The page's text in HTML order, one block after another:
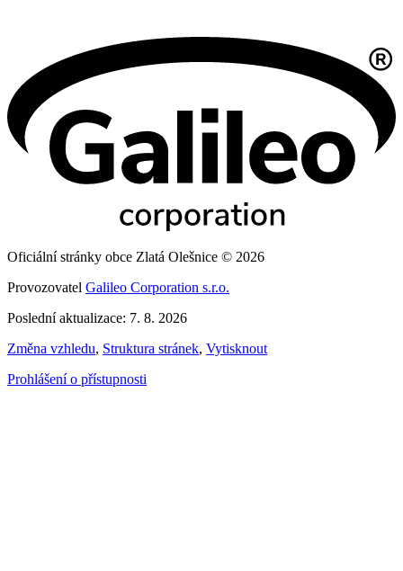
Oficiální stránky obce Zlatá Olešnice © 2026
Provozovatel Galileo Corporation s.r.o.
Poslední aktualizace: 7. 8. 2026
Změna vzhledu, Struktura stránek, Vytisknout
Prohlášení o přístupnosti